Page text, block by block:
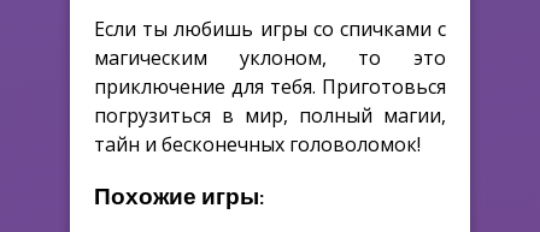
Если ты любишь игры со спичками с
магическим уклоном, то это
приключение для тебя. Приготовься
погрузиться в мир, полный магии,
тайн и бесконечных головоломок!
Похожие игры: